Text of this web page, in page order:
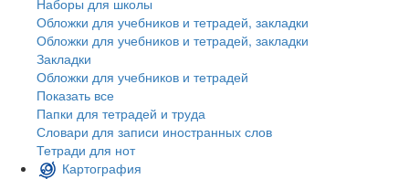
Наборы для школы
Обложки для учебников и тетрадей, закладки
Обложки для учебников и тетрадей, закладки
Закладки
Обложки для учебников и тетрадей
Показать все
Папки для тетрадей и труда
Словари для записи иностранных слов
Тетради для нот
Картография